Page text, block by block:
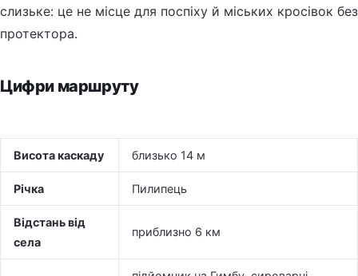
слизьке: це не місце для поспіху й міських кросівок без
протектора.
Цифри маршруту
Висота каскаду близько 14 м
Річка Пилипець
Відстань від
села
приблизно 6 км